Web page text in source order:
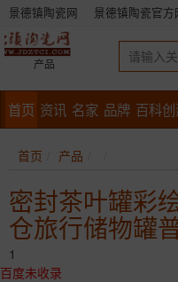
景德镇陶瓷网 景德镇陶瓷官方
产品
首页 资讯 名家 品牌 百科
首页 产品
密封茶叶罐彩
仓旅行储物罐
1
百度未收录